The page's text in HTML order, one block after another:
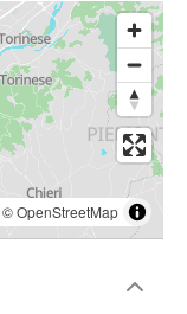
©OpenStreetMap